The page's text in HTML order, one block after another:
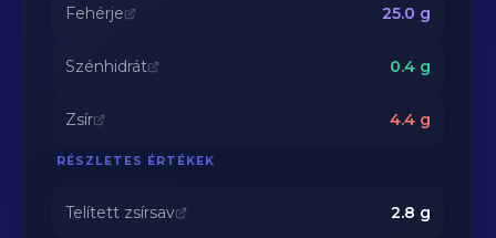
Fehérje 25.0 g
Szénhidrát 0.4g
Zsír 4.4g
RÉSZLETES ÉRTÉKEK
Telített zsírsav 2.8 g